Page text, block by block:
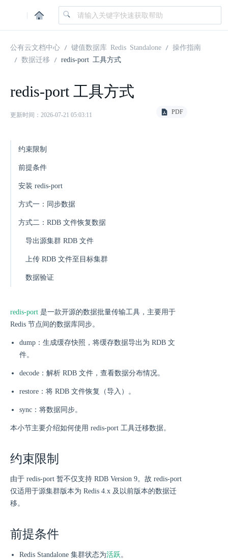
|
公有云文档中心 键值数据库 Redis Standalone
操作指南
数据迁移
redis-port 工具方式
redis-port 工具方式
更新时间：2026-07-21 05:03:11 PDF
约束限制
前提条件
安装 redis-port
方式一：同步数据
方式二：RDB 文件恢复数据
导出源集群 RDB 文件
上传 RDB 文件至目标集群
数据验证
redis-port 是一款开源的数据批量传输工具，主要用于
Redis 节点间的数据库同步。
dump：生成缓存快照，将缓存数据导出为 RDB 文
件。
decode：解析 RDB 文件，查看数据分布情况。
restore：将 RDB 文件恢复（导入）。
sync：将数据同步。
本小节主要介绍如何使用 redis-port 工具迁移数据。
约束限制
由于 redis-port 暂不仅支持 RDB Version 9。故 redis-port
仅适用于源集群版本为 Redis 4.x 及以前版本的数据迁
移。
前提条件
Redis Standalone 集群状态为活跃。